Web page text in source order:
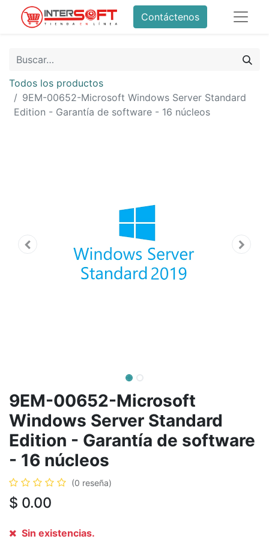
Contáctenos
Todos los productos
9EM-00652-Microsoft Windows Server Standard
Edition - Garantía de software - 16 núcleos
9EM-00652-Microsoft
Windows Server Standard
Edition - Garantía de software
- 16 núcleos
(0 reseña)
$ 0.00
Sin existencias.